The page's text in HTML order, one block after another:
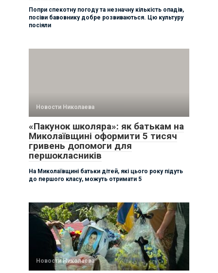
Попри спекотну погоду та незначну кількість опадів,
посіви бавовнику добре розвиваються. Цю культуру
посіяли
Новости Николаева
«Пакунок школяра»: як батькам на
Миколаївщині оформити 5 тисяч
гривень допомоги для
першокласників
На Миколаївщині батьки дітей, які цього року підуть
до першого класу, можуть отримати 5
Новости Николаева